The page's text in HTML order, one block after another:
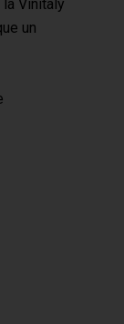
Vinitaly
un